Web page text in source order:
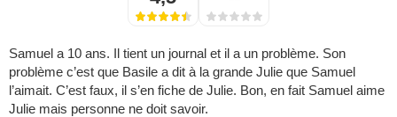
Samuel a 10 ans. Il tient un journal et il a un problème. Son
problème c’est que Basile a dit à la grande Julie que Samuel
l’aimait. C’est faux, il s’en fiche de Julie. Bon, en fait Samuel aime
Julie mais personne ne doit savoir.